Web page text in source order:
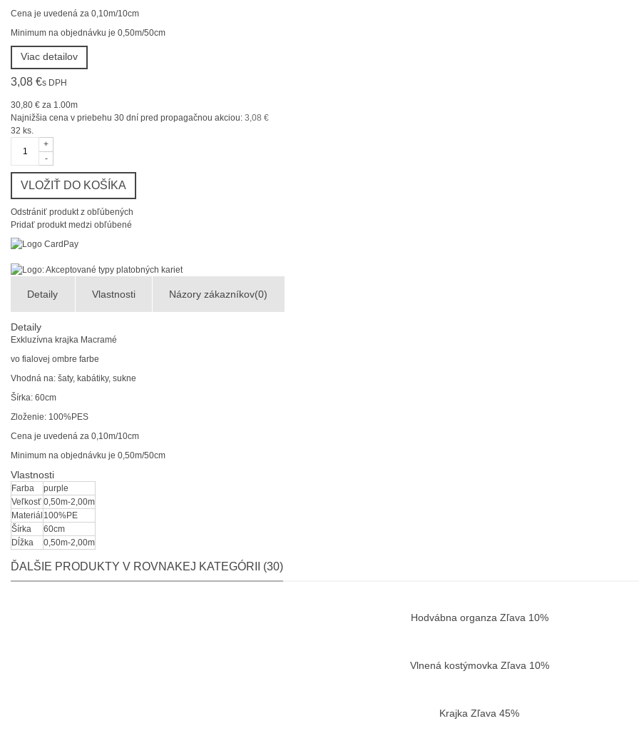
Cena je uvedená za 0,10m/10cm
Minimum na objednávku je 0,50m/50cm
Viac detailov
3,08 €s DPH
30,80 € za 1.00m
Najnižšia cena v priebehu 30 dní pred propagačnou akciou: 3,08 €
32 ks.
-
+
VLOŽIŤ DO KOŠÍKA
Odstrániť produkt z obľúbených
Pridať produkt medzi obľúbené
Detaily Vlastnosti Názory zákazníkov(0)
Detaily
Exkluzívna krajka Macramé
vo fialovej ombre farbe
Vhodná na: šaty, kabátiky, sukne
Šírka: 60cm
Zloženie: 100%PES
Cena je uvedená za 0,10m/10cm
Minimum na objednávku je 0,50m/50cm
Vlastnosti
Farba
purple
Veľkosť 0,50m-2,00m
Materiál 100%PE
Šírka
60cm
Dĺžka
0,50m-2,00m
ĎALŠIE PRODUKTY V ROVNAKEJ KATEGÓRII (30)
Vložiť do košíka
Hodvábna organza Zľava 10%
Vložiť do košíka
Vlnená kostýmovka Zľava 10%
Vložiť do košíka
Krajka Zľava 45%